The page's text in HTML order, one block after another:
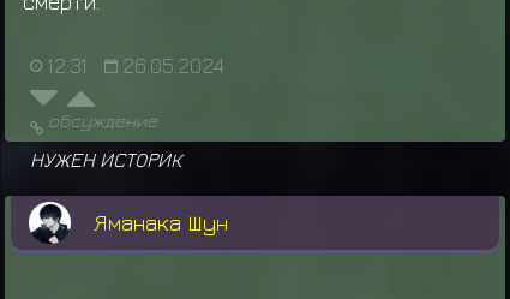
12:31 26.05.2024
обсуждение
НУЖЕН ИСТОРИК
Яманака Шун